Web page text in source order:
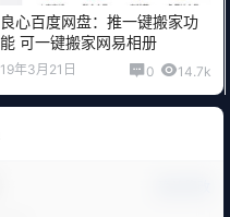
良心百度网盘：推一键搬家功
能 可一键搬家网易相册
19年3月21日 0 14.7k